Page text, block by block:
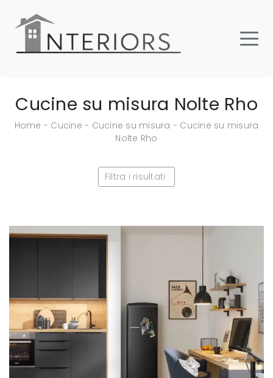
Cucine su misura Nolte Rho
Home - Cucine - Cucine su misura - Cucine su misura
Nolte Rho
Filtra i risultati